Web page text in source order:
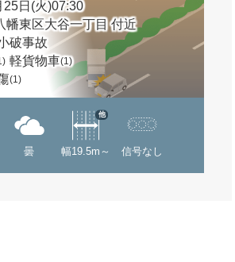
25日(火)07:30
幡東区大谷一丁目 付近
破事故
軽貨物車(1)
(1)
曇 幅19.5m～
他
信号なし